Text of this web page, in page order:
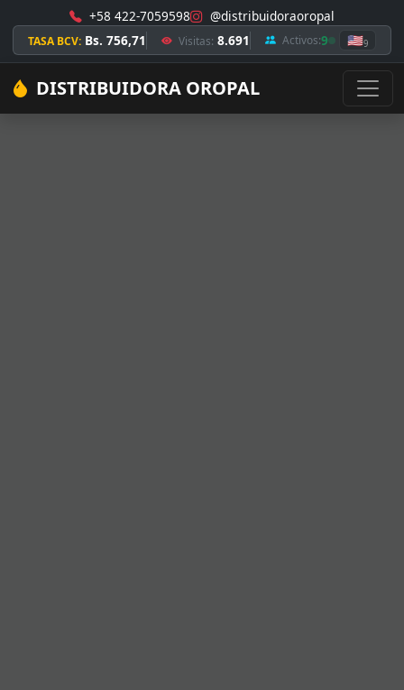
+58 422-7059598 @distribuidoraoropal
TASA BCV: Bs. 756,71 Visitas: 8.691 Activos:9 🇺🇸9
DISTRIBUIDORA OROPAL